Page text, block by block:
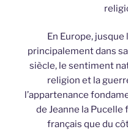
En Europe,
principalement dans
siècle, le sentiment
religion et la
l’appartenance
de Jeanne la
français que du